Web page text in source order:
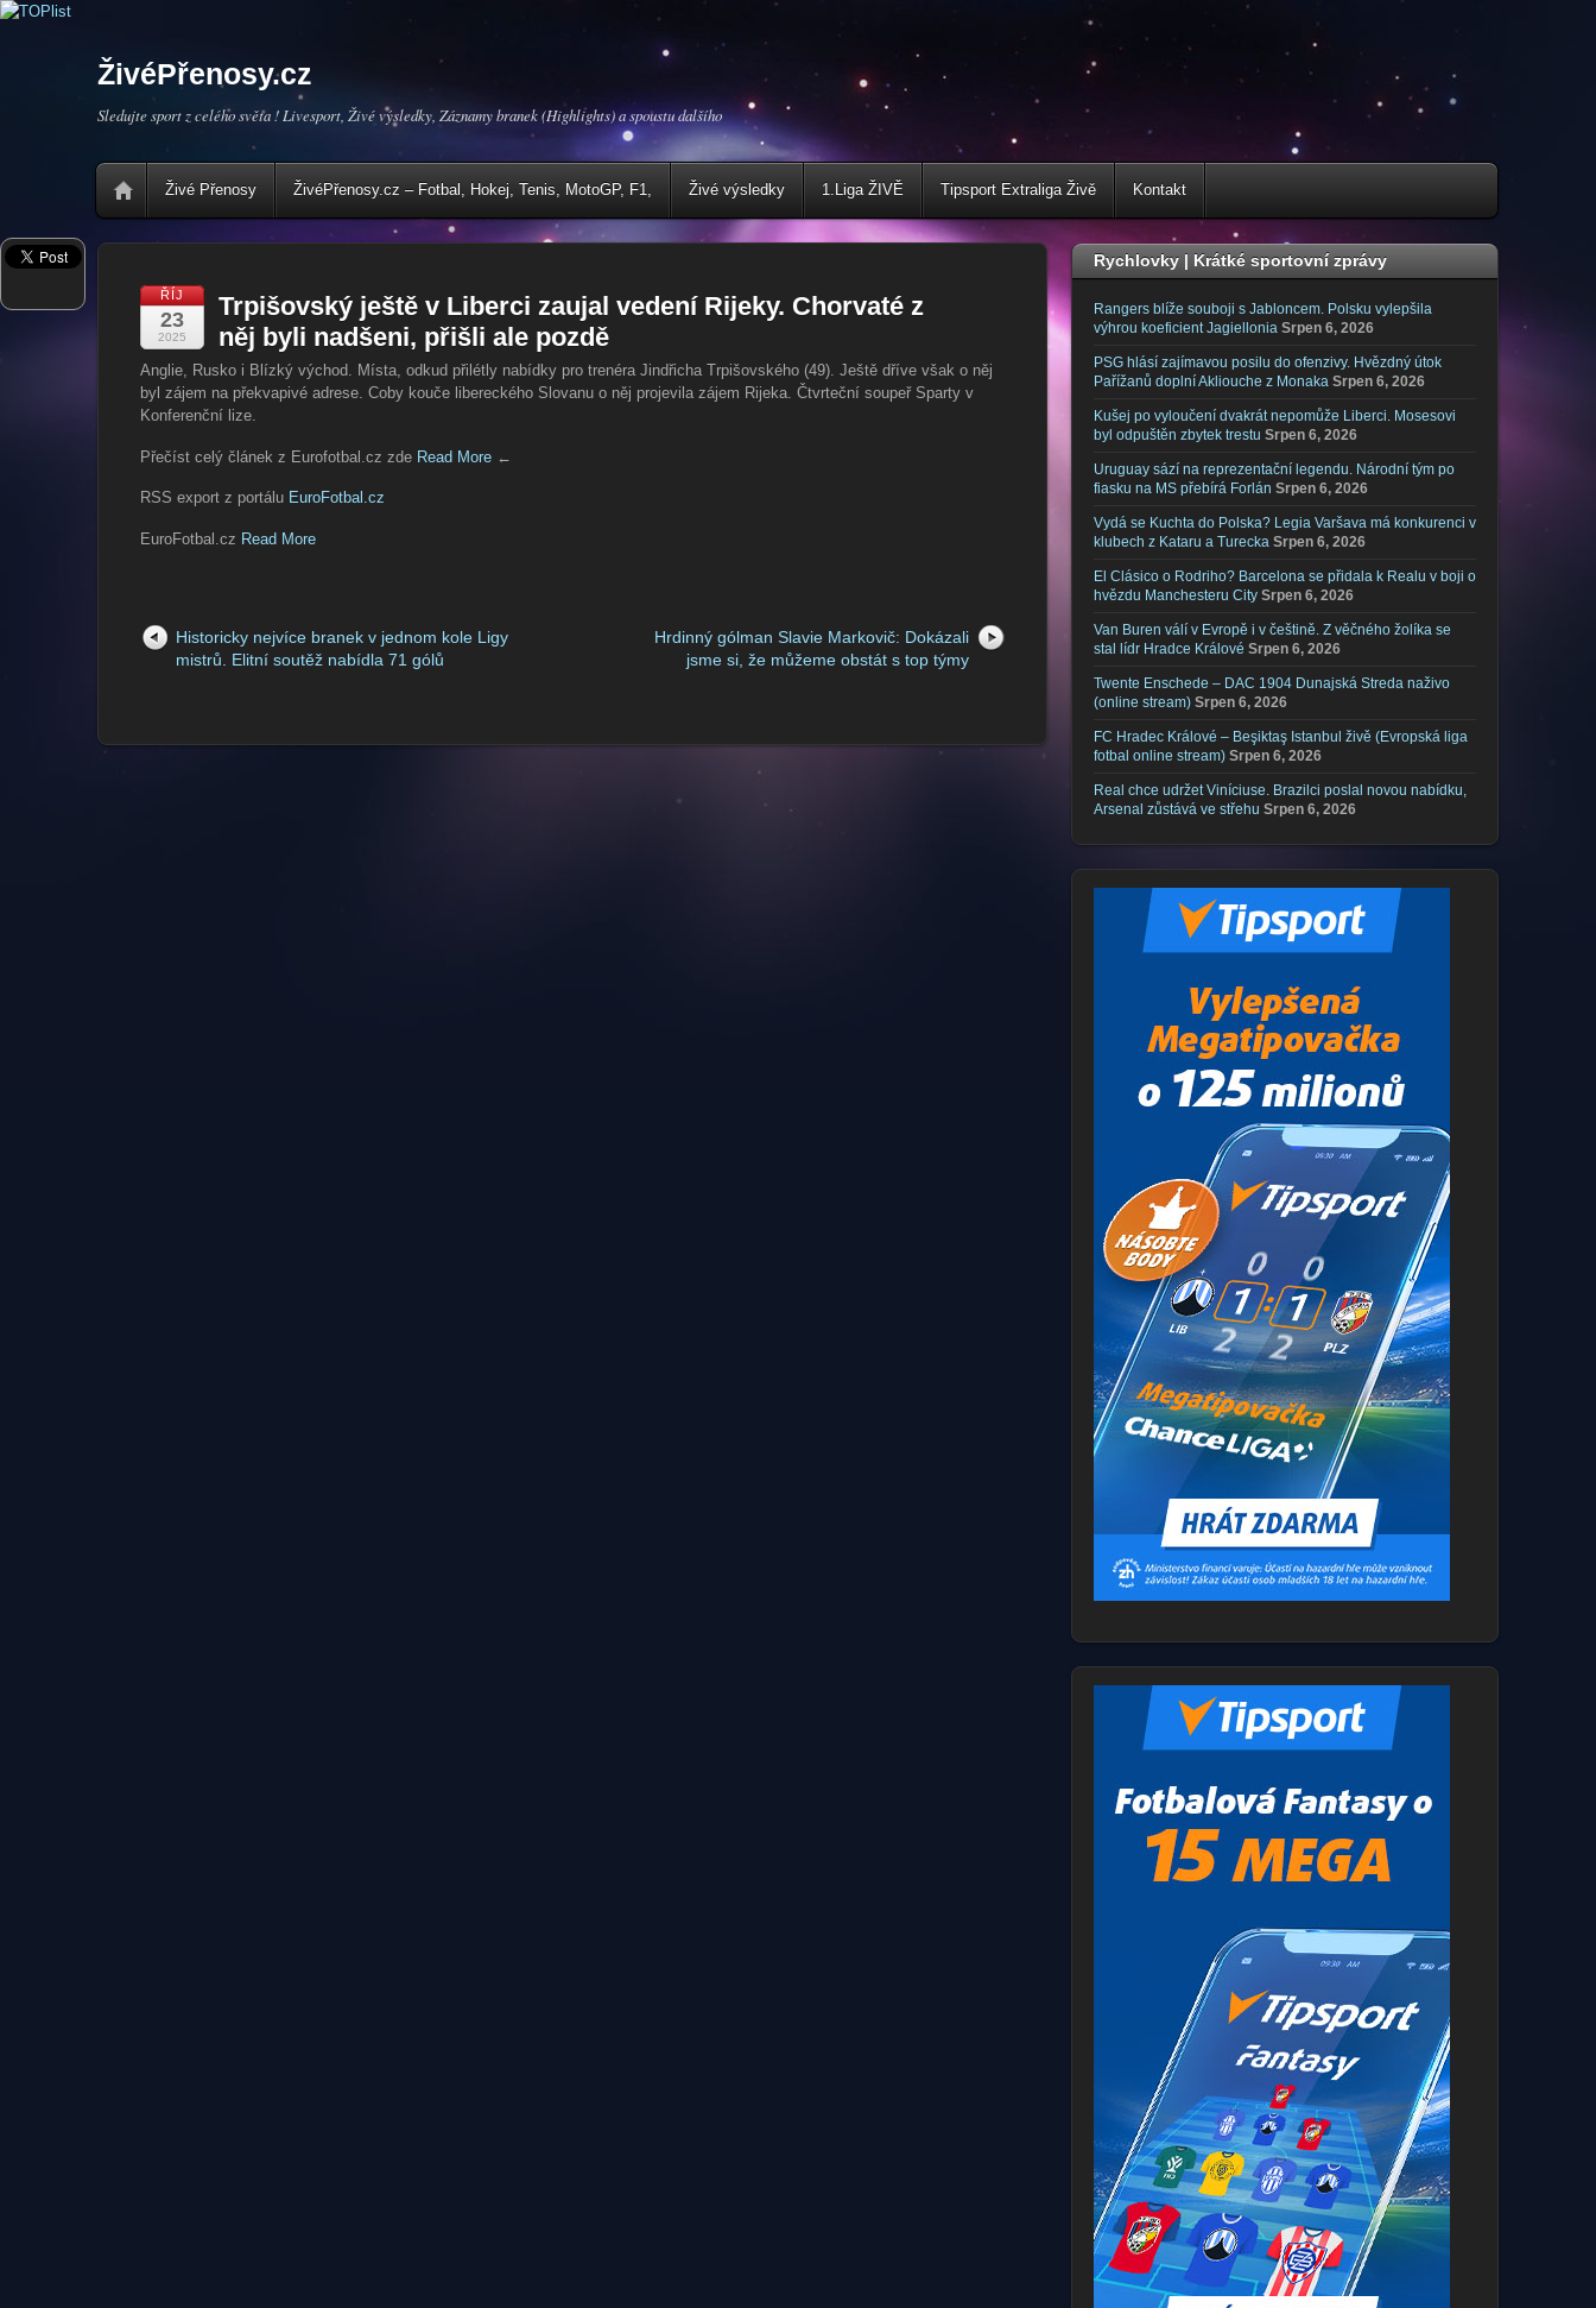
ŽivéPřenosy.cz
Sledujte sport z celého světa ! Livesport, Živé výsledky, Záznamy branek (Highlights) a spoustu dalšího
Živé Přenosy ŽivéPřenosy.cz – Fotbal, Hokej, Tenis, MotoGP, F1, Živé výsledky 1.Liga ŽIVĚ Tipsport Extraliga Živě Kontakt
ŘÍJ
23
2025
Trpišovský ještě v Liberci zaujal vedení Rijeky. Chorvaté z
něj byli nadšeni, přišli ale pozdě
Anglie, Rusko i Blízký východ. Místa, odkud přilétly nabídky pro trenéra Jindřicha Trpišovského (49). Ještě dříve však o něj
byl zájem na překvapivé adrese. Coby kouče libereckého Slovanu o něj projevila zájem Rijeka. Čtvrteční soupeř Sparty v
Konferenční lize.
Přečíst celý článek z Eurofotbal.cz zde Read More ←
RSS export z portálu EuroFotbal.cz
EuroFotbal.cz Read More
Historicky nejvíce branek v jednom kole Ligy
mistrů. Elitní soutěž nabídla 71 gólů
Hrdinný gólman Slavie Markovič: Dokázali
jsme si, že můžeme obstát s top týmy
Rychlovky | Krátké sportovní zprávy
Rangers blíže souboji s Jabloncem. Polsku vylepšila
výhrou koeficient Jagiellonia Srpen 6, 2026
PSG hlásí zajímavou posilu do ofenzivy. Hvězdný útok
Pařížanů doplní Akliouche z Monaka Srpen 6, 2026
Kušej po vyloučení dvakrát nepomůže Liberci. Mosesovi
byl odpuštěn zbytek trestu Srpen 6, 2026
Uruguay sází na reprezentační legendu. Národní tým po
fiasku na MS přebírá Forlán Srpen 6, 2026
Vydá se Kuchta do Polska? Legia Varšava má konkurenci v
klubech z Kataru a Turecka Srpen 6, 2026
El Clásico o Rodriho? Barcelona se přidala k Realu v boji o
hvězdu Manchesteru City Srpen 6, 2026
Van Buren válí v Evropě i v češtině. Z věčného žolíka se
stal lídr Hradce Králové Srpen 6, 2026
Twente Enschede – DAC 1904 Dunajská Streda naživo
(online stream) Srpen 6, 2026
FC Hradec Králové – Beşiktaş Istanbul živě (Evropská liga
fotbal online stream) Srpen 6, 2026
Real chce udržet Viníciuse. Brazilci poslal novou nabídku,
Arsenal zůstává ve střehu Srpen 6, 2026